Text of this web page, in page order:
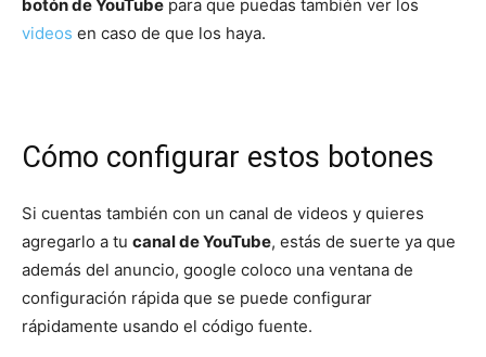
botón de YouTube para que puedas también ver los
videos en caso de que los haya.
Cómo configurar estos botones
Si cuentas también con un canal de videos y quieres
agregarlo a tu canal de YouTube, estás de suerte ya que
además del anuncio, google coloco una ventana de
configuración rápida que se puede configurar
rápidamente usando el código fuente.